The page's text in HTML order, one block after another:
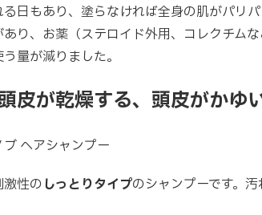
る日もあり、塗らなければ全身の肌がパリ
あり、お薬（ステロイド外用、コレクチム
量が減りました。
頭皮が乾燥する、頭皮がかゆ
ブ ヘアシャンプー
激性の しっとりタイプのシャンプーです。汚